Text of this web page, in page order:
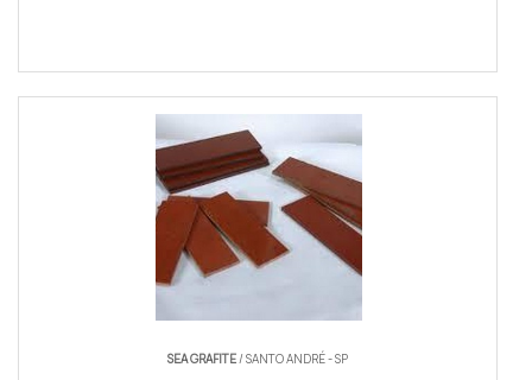
SEA GRAFITE/ SANTO ANDRÉ - SP